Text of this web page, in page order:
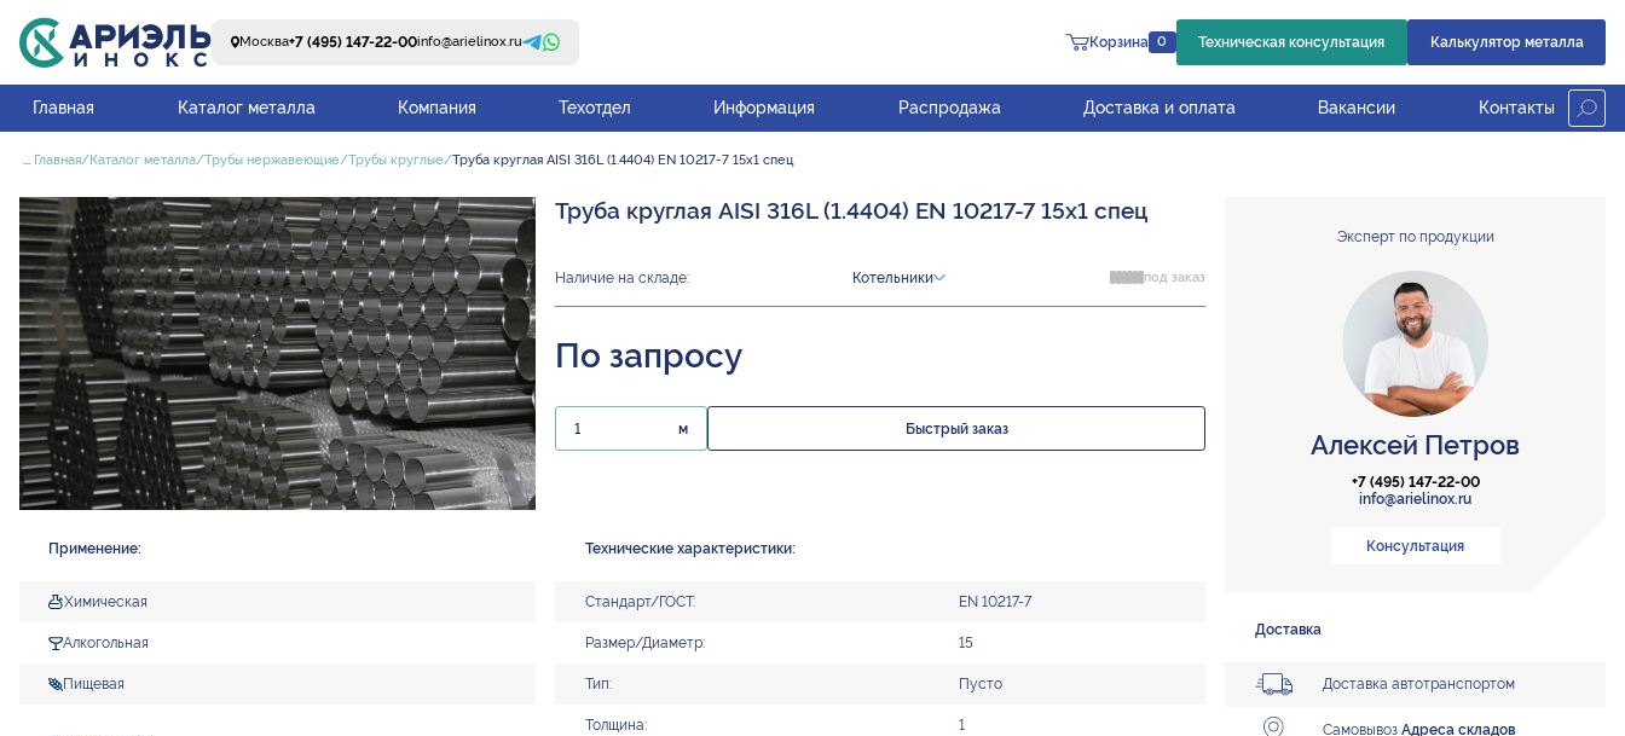
Москва+7 (495) 147-22-00info@arielinox.ru Корзина 0 Техническая консультация Калькулятор металла
Главная Каталог металла Компания Техотдел Информация Распродажа Доставка и оплата Вакансии Контакты
... Главная Каталог металла Трубы нержавеющие Трубы круглые Труба круглая AISI 316L (1.4404) EN 10217-7 15х1 спец
Труба круглая AISI 316L (1.4404) EN 10217-7 15х1 спец
Наличие на складе: Котельники под заказ
По запросу
м Быстрый заказ
Применение:
Химическая
Алкогольная
Пищевая
Технические характеристики:
Стандарт/ГОСТ: EN 10217-7
Размер/Диаметр: 15
Тип: Пусто
Толщина: 1
Эксперт по продукции
Алексей Петров
+7 (495) 147-22-00
info@arielinox.ru
Консультация
Доставка
Доставка автотранспортом
СамовывозАдреса складов